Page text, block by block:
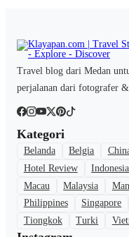
Travel blog dari Medan
perjalanan dari fotografer
Kategori
Belanda Belgia
Hotel Review
Indonesia
Macau
Malaysia
Philippines
Singapore
Tiongkok
Turki